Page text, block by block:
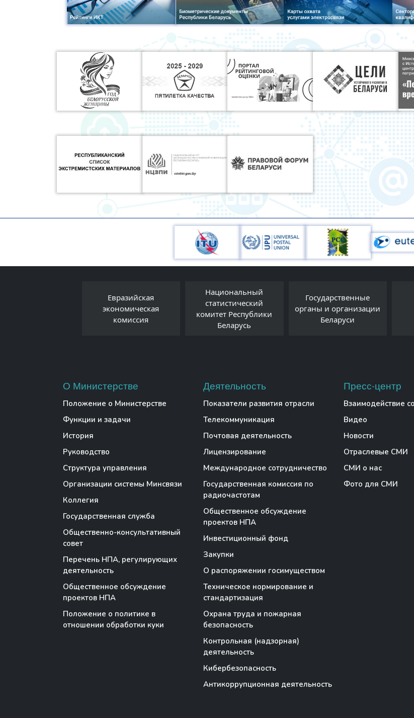
Евразийская
экономическая
комиссия
Национальный
статистический
комитет Республики
Беларусь
Государственные
органы и организации
Беларуси
О Министерстве
Положение о Министерстве
Функции и задачи
История
Руководство
Структура управления
Организации системы Минсвязи
Коллегия
Государственная служба
Общественно-консультативный
совет
Перечень НПА, регулирующих
деятельность
Общественное обсуждение
проектов НПА
Положение о политике в
отношении обработки куки
Деятельность
Показатели развития отрасли
Телекоммуникация
Почтовая деятельность
Лицензирование
Международное сотрудничество
Государственная комиссия по
радиочастотам
Общественное обсуждение
проектов НПА
Инвестиционный фонд
Закупки
О распоряжении госимуществом
Техническое нормирование и
стандартизация
Охрана труда и пожарная
безопасность
Контрольная (надзорная)
деятельность
Кибербезопасность
Антикоррупционная деятельность
Пресс-центр
Взаимодействие
Видео
Новости
Отраслевые СМИ
СМИ о нас
Фото для СМИ